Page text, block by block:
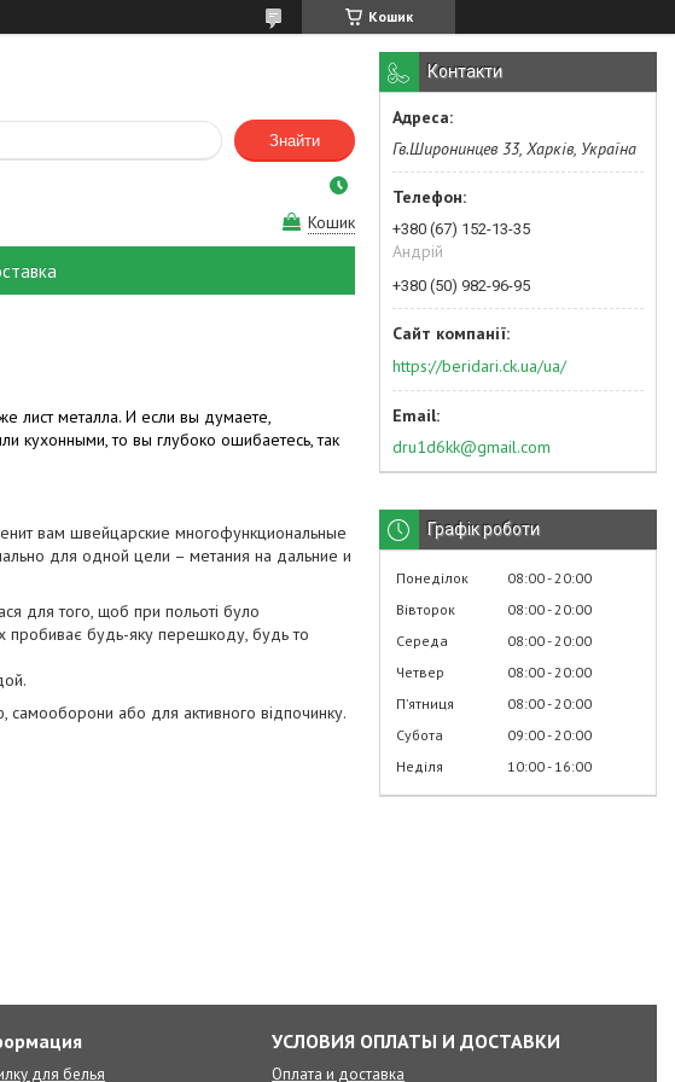
Кошик
Знайти
Кошик
лист металла. И если вы думаете,
кухонными, то вы глубоко ошибаетесь, так
вам швейцарские многофункциональные
для одной цели – метания на дальние и
для того, щоб при польоті було
пробиває будь-яку перешкоду, будь то
самооборони або для активного відпочинку.
Контакти
Гв.Широнинцев 33, Харків, Україна
+380 (67) 152-13-35
Андрій
+380 (50) 982-96-95
https://beridari.ck.ua/ua/
dru1d6kk@gmail.com
Графік роботи
Понеділок 08:00 20:00
Вівторок
08:00 20:00
Середа
08:00 20:00
Четвер
08:00 20:00
Пʼятниця
08:00 20:00
Субота
09:00 20:00
Неділя
10:00 16:00
для белья
УСЛОВИЯ ОПЛАТЫ И ДОСТАВКИ
Оплата и доставка